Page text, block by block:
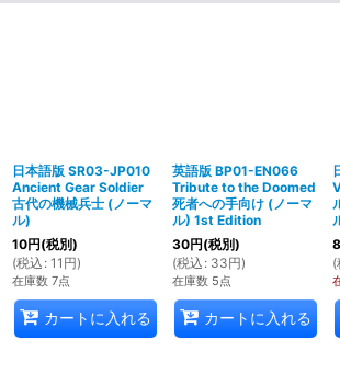
日本語版 SR03-JP010
Ancient Gear Soldier
古代の機械兵士 (ノーマ
ル)
10円(税別)
(税込 : 11 円)
在庫数 7点
カートに入れる
英語版 BP01-EN066
Tribute to the Doomed
死者への手向け (ノーマ
ル) 1st Edition
30円(税別)
(税込 : 33円)
在庫数 5点
カートに入れる
(